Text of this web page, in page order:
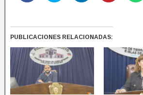
PUBLICACIONES RELACIONADAS: